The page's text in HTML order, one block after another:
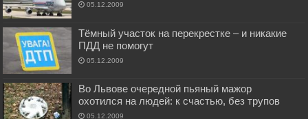
05.12.2009
Тёмный участок на перекрестке – и никакие
ПДД не помогут
05.12.2009
Во Львове очередной пьяный мажор
охотился на людей: к счастью, без трупов
05.12.2009